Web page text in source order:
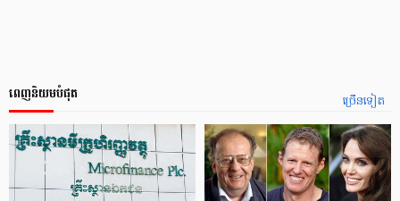
ច្រើនទៀត
ពេញនិយមបំផុត